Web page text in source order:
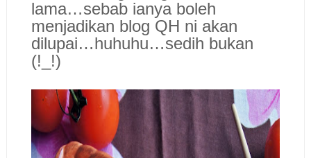
lama…sebab ianya boleh
menjadikan blog QH ni akan
dilupai…huhuhu…sedih bukan
(!_!)